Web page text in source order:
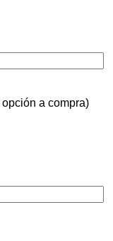
a compra)